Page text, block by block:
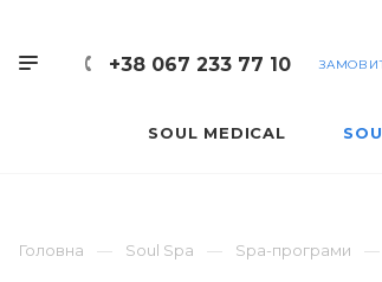
+38 067 233 77 10
SOUL MEDICAL
Головна Soul Spa Spa-програми